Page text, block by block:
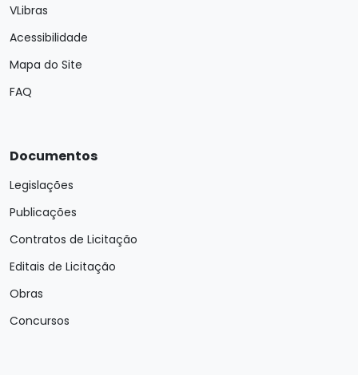
VLibras
Acessibilidade
Mapa do Site
FAQ
Documentos
Legislações
Publicações
Contratos de Licitação
Editais de Licitação
Obras
Concursos